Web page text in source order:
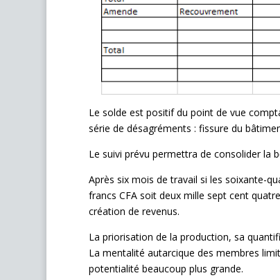
Le solde est positif du point de vue
série de désagréments : fissure du
Le suivi prévu permettra de consolider la
Après six mois de travail si les soixante-
francs CFA soit deux mille sept cent
création de revenus.
La priorisation de la production, sa
La mentalité autarcique des membres
potentialité beaucoup plus grande.